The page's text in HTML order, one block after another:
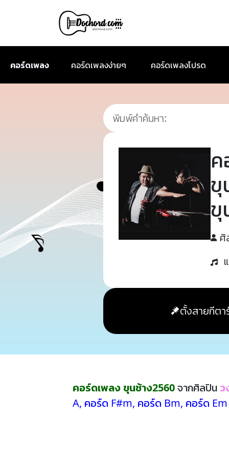
คอร์ดเพลง คอร์ดเพลงง่ายๆ คอร์ดเพลงโปรด
ขุ
ขุ
ศิ
ตั้งสายกีตา
คอร์ดเพลง ขุนช้าง2560จากศิลปิน ว
A, คอร์ด F#m, คอร์ด Bm, คอร์ด Em